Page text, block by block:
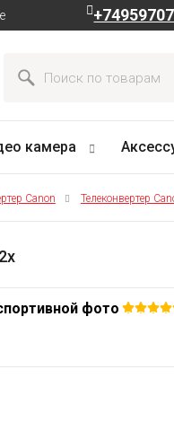
камера
Canon Телеконвертер
фото